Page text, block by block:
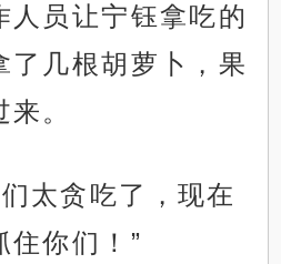
人员让宁钰拿吃的
了几根胡萝卜，果
。
太贪吃了，现在
住你们！”